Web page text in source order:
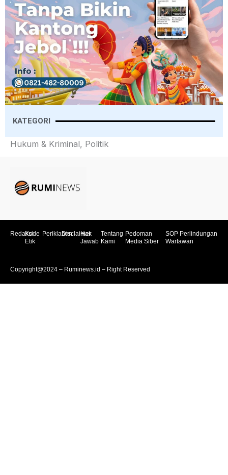
KATEGORI
Hukum & Kriminal, Politik
RedaksiKode
Etik
PeriklananDisclaimer
Hak
Jawab
Tentang
Kami
Pedoman
Media Siber
SOP Perlindungan
Wartawan
Copyright@2024 – Ruminews.id – Right Reserved